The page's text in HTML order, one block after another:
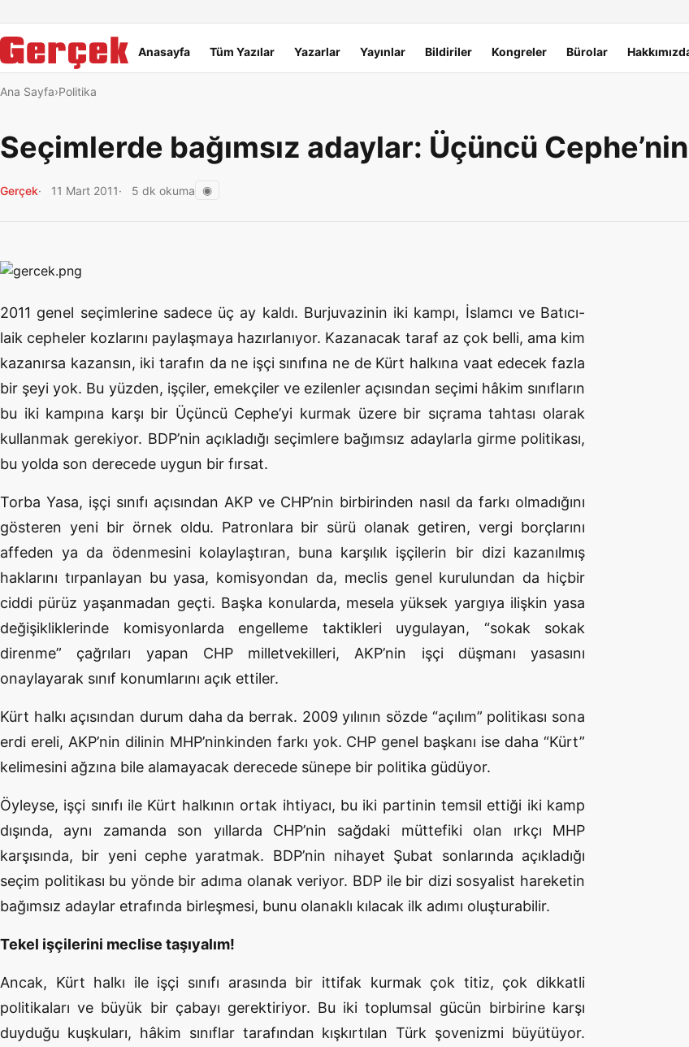
Ana menü
Anasayfa Tüm Yazılar Yazarlar Yayınlar Bildiriler Kongreler Bürolar
Ana Sayfa Politika
Seçimlerde bağımsız adaylar: Üçüncü
Gerçek 11 Mart 2011 5 dk okuma ◉
2011 genel seçimlerine sadece üç ay kaldı. Burjuvazinin iki kampı, İslamcı ve Batıcı-
laik cepheler kozlarını paylaşmaya hazırlanıyor. Kazanacak taraf az çok belli, ama kim
kazanırsa kazansın, iki tarafın da ne işçi sınıfına ne de Kürt halkına vaat edecek fazla
bir şeyi yok. Bu yüzden, işçiler, emekçiler ve ezilenler açısından seçimi hâkim sınıfların
bu iki kampına karşı bir Üçüncü Cephe’yi kurmak üzere bir sıçrama tahtası olarak
kullanmak gerekiyor. BDP’nin açıkladığı seçimlere bağımsız adaylarla girme politikası,
bu yolda son derecede uygun bir fırsat.
Torba Yasa, işçi sınıfı açısından AKP ve CHP’nin birbirinden nasıl da farkı olmadığını
gösteren yeni bir örnek oldu. Patronlara bir sürü olanak getiren, vergi borçlarını
affeden ya da ödenmesini kolaylaştıran, buna karşılık işçilerin bir dizi kazanılmış
haklarını tırpanlayan bu yasa, komisyondan da, meclis genel kurulundan da hiçbir
ciddi pürüz yaşanmadan geçti. Başka konularda, mesela yüksek yargıya ilişkin yasa
değişikliklerinde komisyonlarda engelleme taktikleri uygulayan, “sokak sokak
direnme” çağrıları yapan CHP milletvekilleri, AKP’nin işçi düşmanı yasasını
onaylayarak sınıf konumlarını açık ettiler.
Kürt halkı açısından durum daha da berrak. 2009 yılının sözde “açılım” politikası sona
erdi ereli, AKP’nin dilinin MHP’ninkinden farkı yok. CHP genel başkanı ise daha “Kürt”
kelimesini ağzına bile alamayacak derecede sünepe bir politika güdüyor.
Öyleyse, işçi sınıfı ile Kürt halkının ortak ihtiyacı, bu iki partinin temsil ettiği iki kamp
dışında, aynı zamanda son yıllarda CHP’nin sağdaki müttefiki olan ırkçı MHP
karşısında, bir yeni cephe yaratmak. BDP’nin nihayet Şubat sonlarında açıkladığı
seçim politikası bu yönde bir adıma olanak veriyor. BDP ile bir dizi sosyalist hareketin
bağımsız adaylar etrafında birleşmesi, bunu olanaklı kılacak ilk adımı oluşturabilir.
Tekel işçilerini meclise taşıyalım!
Ancak, Kürt halkı ile işçi sınıfı arasında bir ittifak kurmak çok titiz, çok dikkatli
politikaları ve büyük bir çabayı gerektiriyor. Bu iki toplumsal gücün birbirine karşı
duyduğu kuşkuları, hâkim sınıflar tarafından kışkırtılan Türk şovenizmi büyütüyor.